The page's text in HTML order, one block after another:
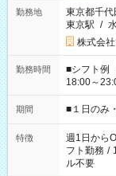
勤務地
東京都千代
東京駅 /
株式会
勤務時間
■シフト例
18:00～
etc ★最短で3時間で5,120円のお仕事から 15時間で2万円近く稼
げるお仕事も！ ご希望のお時間に合わせて
ください！
期間 ■１日のみ
特徴 週1日から
フト勤務 /
ル不要